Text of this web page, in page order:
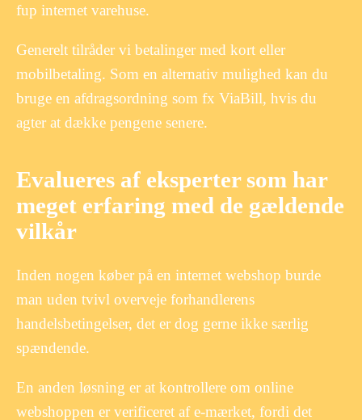
fup internet varehuse.
Generelt tilråder vi betalinger med kort eller
mobilbetaling. Som en alternativ mulighed kan du
bruge en afdragsordning som fx ViaBill, hvis du
agter at dække pengene senere.
Evalueres af eksperter som har
meget erfaring med de gældende
vilkår
Inden nogen køber på en internet webshop burde
man uden tvivl overveje forhandlerens
handelsbetingelser, det er dog gerne ikke særlig
spændende.
En anden løsning er at kontrollere om online
webshoppen er verificeret af e-mærket, fordi det